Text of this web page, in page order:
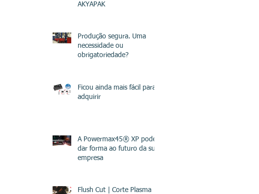
AKYAPAK
Produção segura. Uma
necessidade ou
obrigatoriedade?
Ficou ainda mais fácil para
adquirir
A Powermax45® XP pode
dar forma ao futuro da sua
empresa
Flush Cut | Corte Plasma